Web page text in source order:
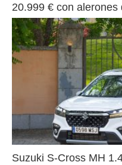
20.999 € con
Suzuki S-Cross MH